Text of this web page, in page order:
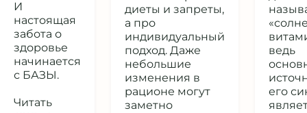
И
настоящая
забота о
здоровье
начинается
с БАЗЫ.
Читать
диеты и запреты,
а про
индивидуальный
подход. Даже
небольшие
изменения в
рационе могут
заметно
ведь
его